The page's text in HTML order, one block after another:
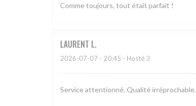
Comme toujours, tout était parfait !
LAURENT L
2026-07-07 - 20:45 - Hosté 3
Service attentionné. Qualité irréprochable.